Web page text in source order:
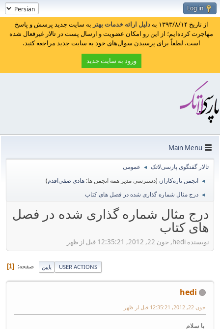
Log in
از تاریخ ۱۳۹۳/۸/۱۴ به دلیل ارائه خدمات بهتر به سایت جدید پرسش و پاسخ
مهاجرت کرده‌ایم؛ از این رو امکان عضویت و ارسال پست در تالار غیرفعال شده
است. لطفاً برای پرسیدن سوال‌های خود به سایت جدید مراجعه کنید.
ورود به سایت جدید
Main Menu
تالار گفتگوی پارسی‌لاتک ◄ عمومی
◄ انجمن تازه‌کاران (دسترسی مدیر همه انجمن ها: هادی صفی‌اقدم)
◄ درج مثال شماره گذاری شده در فصل های کتاب
درج مثال شماره گذاری شده در فصل
های کتاب
نویسنده hedi, جون 22, 2012, 12:35:21 قبل از ظهر
پایین صفحه 1 USER ACTIONS
hedi
جون 22, 2012, 12:35:21 قبل از ظهر
با سلام